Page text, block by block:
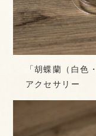
「胡蝶蘭（白色
アクセサリー